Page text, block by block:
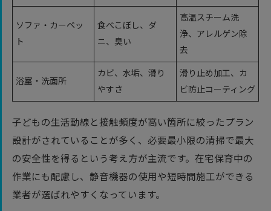
ソファ・カーペッ
ト
食べこぼし、ダ
ニ、臭い
高温スチーム洗
浄、アレルゲン除
去
浴室・洗面所
カビ、水垢、滑り
やすさ
滑り止め加工、カ
ビ防止コーティング
子どもの生活動線と接触頻度が高い箇所に絞ったプラン
設計がされていることが多く、必要最小限の清掃で最大
の安全性を得るという考え方が主流です。在宅保育中の
作業にも配慮し、静音機器の使用や短時間施工ができる
業者が選ばれやすくなっています。